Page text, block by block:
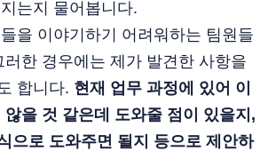
는지 물어봅니다.
을 이야기하기 어려워하는 팀원들
러한 경우에는 제가 발견한 사항을
합니다. 현재 업무 과정에 있어 이
않을 것 같은데 도와줄 점이 있을지,
으로 도와주면 될지 등으로 제안하